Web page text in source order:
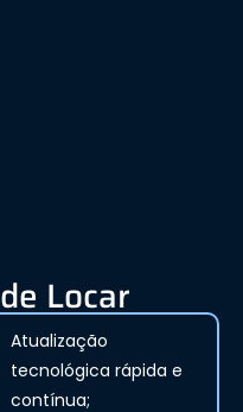
Locar
Atualização
tecnológica rápida e
contínua;